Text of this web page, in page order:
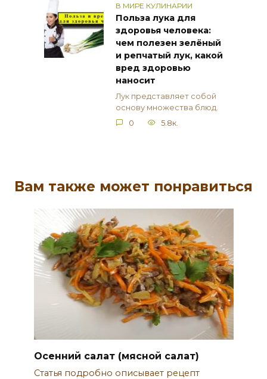
В МИРЕ КУЛИНАРИИ
Польза лука для
здоровья человека:
чем полезен зелёный
и репчатый лук, какой
вред здоровью
наносит
Лук представляет собой
основу множества блюд.
0
5.8к.
Вам также может понравиться
Осенний салат (мясной салат)
Статья подробно описывает рецепт